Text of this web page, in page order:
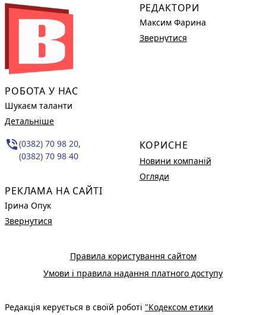
РОБОТА У НАС
Шукаєм таланти
Детальніше
phone_in_talk(0382) 70 98 20,
(0382) 70 98 40
РЕКЛАМА НА САЙТІ
Ірина Опук
Звернутися
РЕДАКТОРИ
Максим Фарина
Звернутися
КОРИСНЕ
Новини компаній
Огляди
Правила користування сайтом
Умови і правила надання платного доступу
Редакція керується в своїй роботі "Кодексом етики